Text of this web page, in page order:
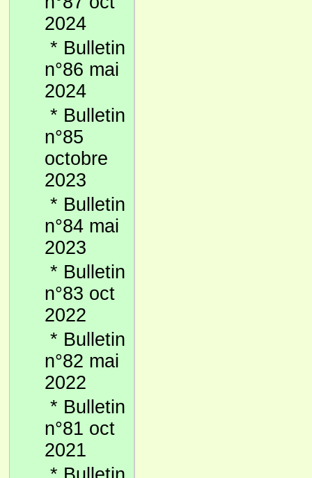
2024
* Bulletin
n°86 mai
2024
* Bulletin
n°85
octobre
2023
* Bulletin
n°84 mai
2023
* Bulletin
n°83 oct
2022
* Bulletin
n°82 mai
2022
* Bulletin
n°81 oct
2021